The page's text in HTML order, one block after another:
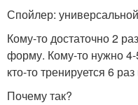
Спойлер:
Кому-то достаточно 2
форму. Кому-то нужно 4-
кто-то тренируется 6
Почему так?